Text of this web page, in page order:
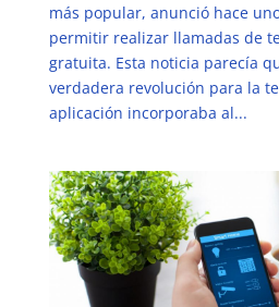
más popular, anunció hace
permitir realizar llamadas de
gratuita. Esta noticia parecía
verdadera revolución para la
aplicación incorporaba al...